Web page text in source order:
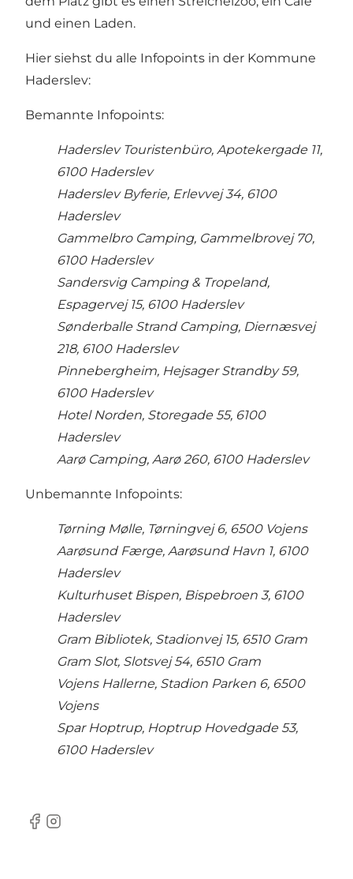
und einen Laden.
Hier siehst du alle Infopoints in der Kommune
Haderslev:
Bemannte Infopoints:
Haderslev Touristenbüro, Apotekergade 11,
6100 Haderslev
Haderslev Byferie, Erlevvej 34, 6100
Haderslev
Gammelbro Camping, Gammelbrovej 70,
6100 Haderslev
Sandersvig Camping & Tropeland,
Espagervej 15, 6100 Haderslev
Sønderballe Strand Camping, Diernæsvej
218, 6100 Haderslev
Pinnebergheim, Hejsager Strandby 59,
6100 Haderslev
Hotel Norden, Storegade 55, 6100
Haderslev
Aarø Camping, Aarø 260, 6100 Haderslev
Unbemannte Infopoints:
Tørning Mølle, Tørningvej 6, 6500 Vojens
Aarøsund Færge, Aarøsund Havn 1, 6100
Haderslev
Kulturhuset Bispen, Bispebroen 3, 6100
Haderslev
Gram Bibliotek, Stadionvej 15, 6510 Gram
Gram Slot, Slotsvej 54, 6510 Gram
Vojens Hallerne, Stadion Parken 6, 6500
Vojens
Spar Hoptrup, Hoptrup Hovedgade 53,
6100 Haderslev
Facebook
Instagram